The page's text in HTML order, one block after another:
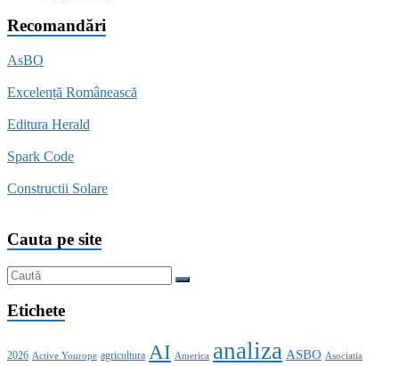
Recomandări
AsBO
Excelență Românească
Editura Herald
Spark Code
Constructii Solare
Cauta pe site
Etichete
2026 Active Yourope agricultura AI America analiza ASBO Asociatia